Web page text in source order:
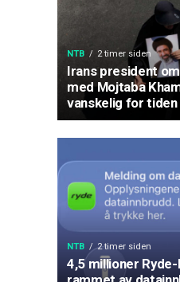
NTB 2 timer siden
Irans president
med Mojtaba
vanskelig for tiden
NTB 2 timer siden
4,5 millioner